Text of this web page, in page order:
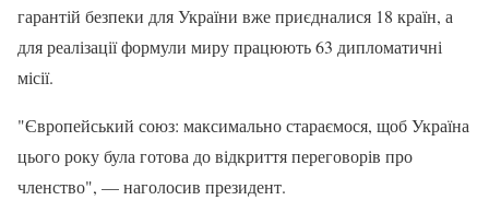
гарантій безпеки для України вже приєдналися 18 країн, а
для реалізації формули миру працюють 63 дипломатичні
місії.
"Європейський союз: максимально стараємося, щоб Україна
цього року була готова до відкриття переговорів про
членство", — наголосив президент.